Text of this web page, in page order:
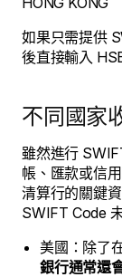
如果只需提供
後直接輸入
不同國家
雖然進行
帳、匯款或信
清算行的關鍵
SWIFT Code
美國：除了
銀行通常還